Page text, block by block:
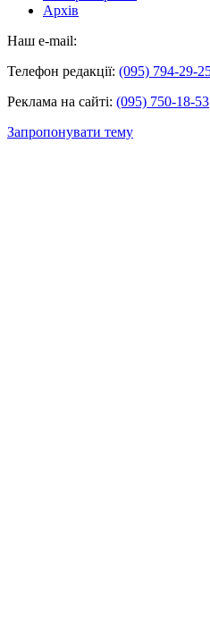
Архів
Наш e-mail:
Телефон редакції: (095) 794-29-
Реклама на сайті: (095) 750-18-53
Запропонувати тему